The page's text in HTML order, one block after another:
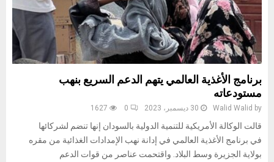
برنامج الأغذية العالمي يتهم الدعم السريع بنهب
مستودعاته
by
Walid Walid 30 ديسمبر، 2023 0
1627
قالت الوكالة الأمريكية للتنمية الدولية بالسودان إنها تنضم لشركائها
في برنامج الأغذية العالمي في إدانة نهب الإمدادات الغذائية من مقره
بولاية الجزيرة وسط البلاد. واقتحمت عناصر من قوات الدعم